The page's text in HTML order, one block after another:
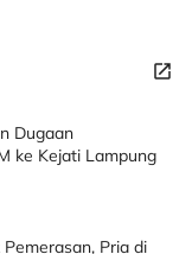
Dugaan
ke Kejati Lampung
Pria di